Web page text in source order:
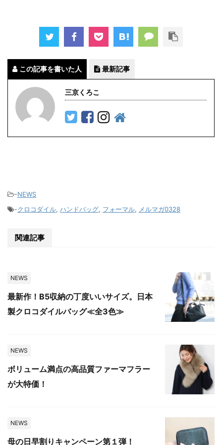
この記事を書いた人 最新記事
三京くろこ
-NEWS
-クロコダイル, ハンドバッグ, フォーマル, メルマガ0328
関連記事
NEWS
最新作！B5収納の丁度いいサイズ。日本
製クロコダイルバッグ≪全3色≫
NEWS
ボリューム満点の高品質ファーマフラー
が大特価！
NEWS
母の日早割りキャンペーン第１弾！